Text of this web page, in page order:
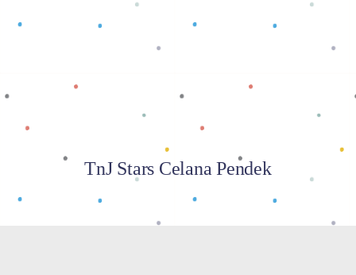
Baca selengkapnya
TnJ Stars Celana Pendek